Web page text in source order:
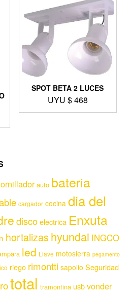
SPOT BETA 2 LUCES
UYU $468
auto bateria
cargador cocina dia del
discoelectrica Enxuta
hortalizas hyundai INGCO
led Llave motosierra pegamento
riego rimontti sapolio Seguridad
total tramontina usbvonder